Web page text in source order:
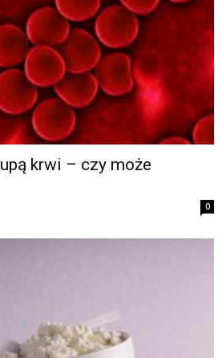
krwi – czy może
0